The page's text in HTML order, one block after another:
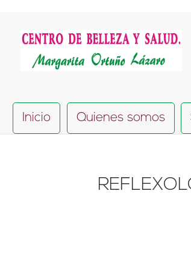
Inicio Quienes somos